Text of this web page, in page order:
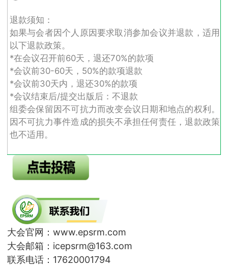
退款须知：
如果与会者因个人原因要求取消参加会议并退款，适用
以下退款政策。
*在会议召开前60天，退还70%的款项
*会议前30-60天，50%的款项退款
*会议前30天内，退还30%的款项
*会议结束后/提交出版后：不退款
组委会保留因不可抗力而改变会议日期和地点的权利。
因不可抗力事件造成的损失不承担任何责任，退款政策
也不适用。
大会官网：www.epsrm.com
大会邮箱：icepsrm@163.com
联系电话：17620001794